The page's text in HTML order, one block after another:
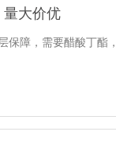
量大价优
保障，需要醋酸丁酯